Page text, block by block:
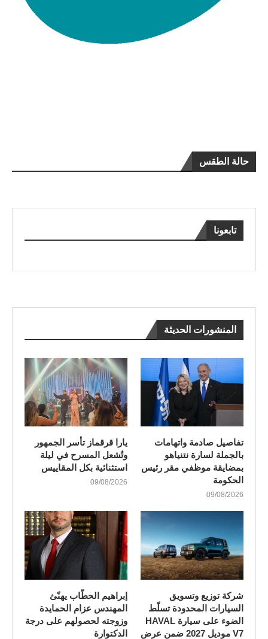
حالة الطقس
تابعونا
المنشورات الحديثة
تفاصيل صادمة واتهامات
بالجملة لسارة نتنياهو
بمضايقة موظفي مقر رئيس
الحكومة
09/08/2026
يارا قرقماز تأسر الجمهور
وتُشعل المسرح في ليلة
استثنائية بكل المقاييس
09/08/2026
شركة توزيع وتسويق
السيارات المحدودة تسلّط
الضوء على سيارة HAVAL
V7 موديل 2027 ضمن عرض
إبراهيم الحطّاب يهنّئ
المهندس عزام الحمايدة
وزوجته لحصولهم على درجة
الدكتوارة